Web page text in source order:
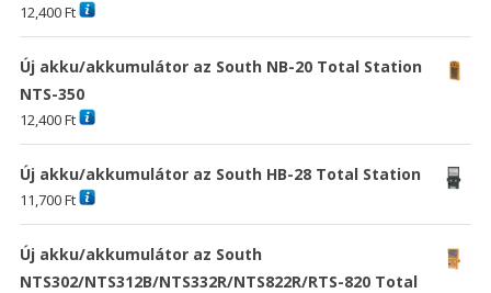
12,400Ft
Új akku/akkumulátor az South NB-20 Total Station
NTS-350
12,400Ft
Új akku/akkumulátor az South HB-28 Total Station
11,700Ft
Új akku/akkumulátor az South
NTS302/NTS312B/NTS332R/NTS822R/RTS-820 Total